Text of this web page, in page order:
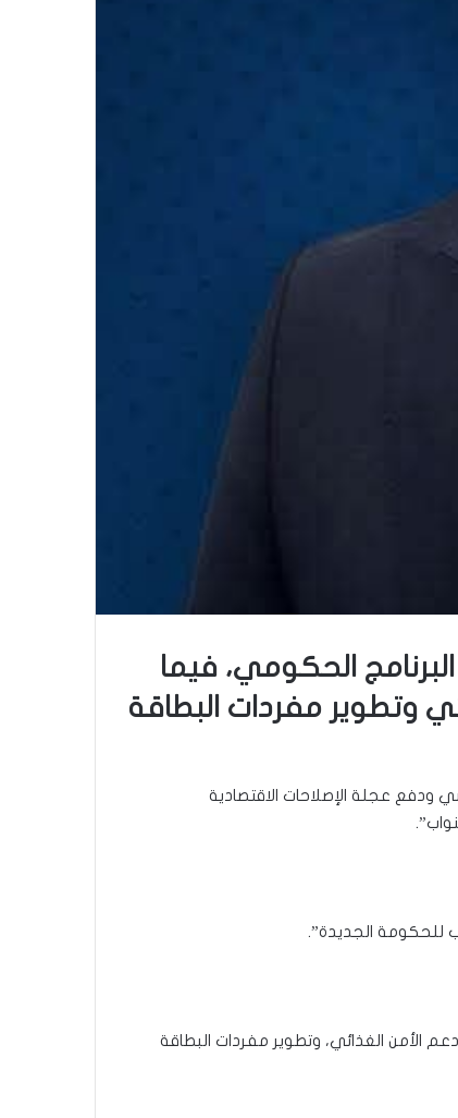
البرنامج الحكومي، فيما
وتطوير مفردات البطاقة
ودفع عجلة الإصلاحات الاقتصادية
للحكومة الجديدة”.
الأمن الغذائي، وتطوير مفردات البطاقة